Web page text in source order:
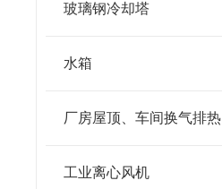
玻璃钢冷却塔
水箱
厂房屋顶、车间换气排热
工业离心风机